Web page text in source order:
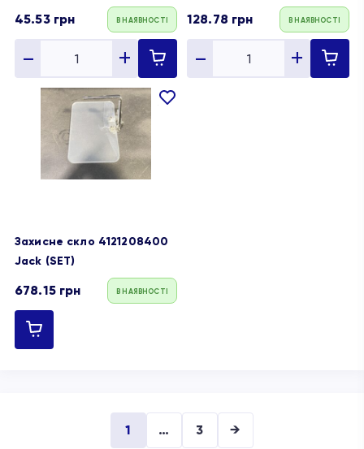
45.53 грн В НАЯВНОСТІ 128.78 грн В НАЯВНОСТІ
В
обране
Захисне скло 4121208400
Jack (SET)
678.15 грн В НАЯВНОСТІ
1 … 3 →